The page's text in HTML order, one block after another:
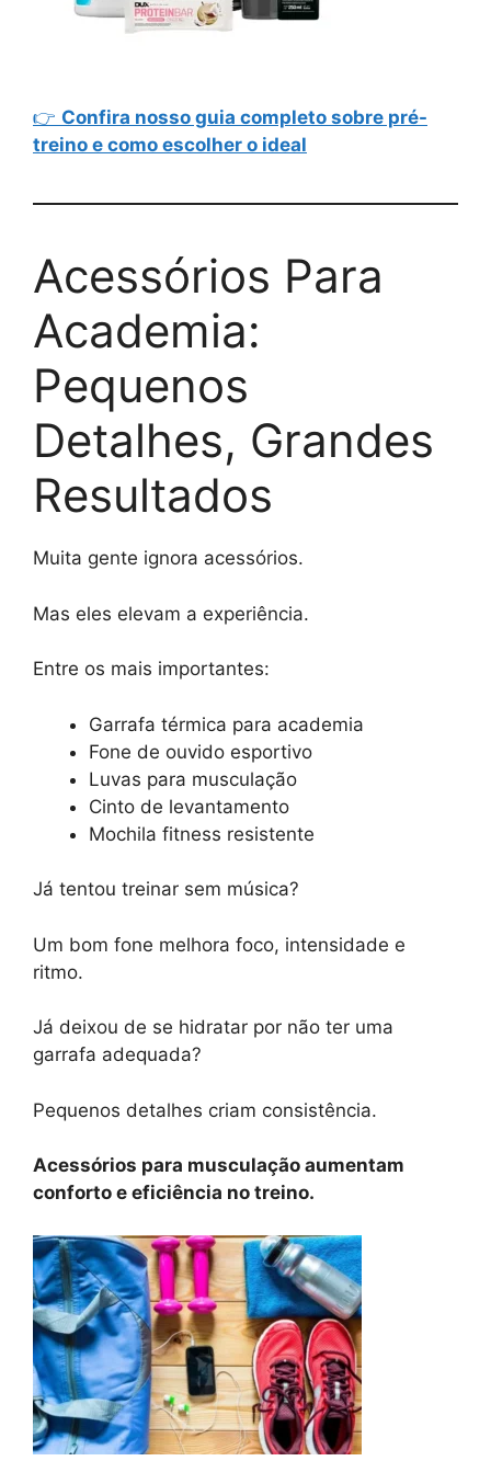
👉 Confira nosso guia completo sobre pré-
treino e como escolher o ideal
Acessórios Para
Academia:
Pequenos
Detalhes, Grandes
Resultados
Muita gente ignora acessórios.
Mas eles elevam a experiência.
Entre os mais importantes:
Garrafa térmica para academia
Fone de ouvido esportivo
Luvas para musculação
Cinto de levantamento
Mochila fitness resistente
Já tentou treinar sem música?
Um bom fone melhora foco, intensidade e
ritmo.
Já deixou de se hidratar por não ter uma
garrafa adequada?
Pequenos detalhes criam consistência.
Acessórios para musculação aumentam
conforto e eficiência no treino.